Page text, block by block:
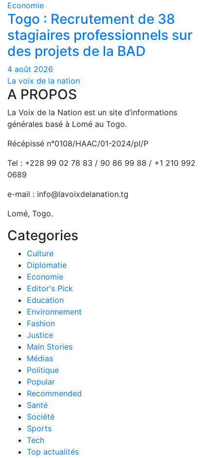
Economie
Togo : Recrutement de 38
stagiaires professionnels sur
des projets de la BAD
4 août 2026
La voix de la nation
A PROPOS
La Voix de la Nation est un site d’informations
générales basé à Lomé au Togo.
Récépissé n°0108/HAAC/01-2024/pl/P
Tel : +228 99 02 78 83 / 90 86 99 88 / +1 210 992
0689
e-mail : info@lavoixdelanation.tg
Lomé, Togo.
Categories
Culture
Diplomatie
Economie
Editor's Pick
Education
Environnement
Fashion
Justice
Main Stories
Médias
Politique
Popular
Recommended
Santé
Société
Sports
Tech
Top actualités